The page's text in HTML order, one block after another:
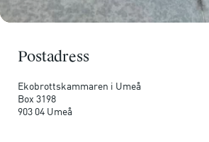
Postadress
Ekobrottskammaren i Umeå
Box 3198
903 04 Umeå